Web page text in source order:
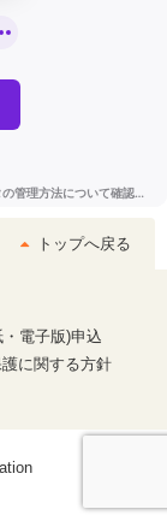
トップへ戻る
電子版)申込
に関する方針